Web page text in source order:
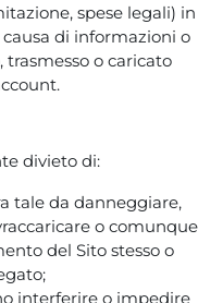
spese legali) in
di informazioni o
o caricato
divieto di:
tale da danneggiare,
o comunque
del Sito stesso o
interferire o impedire